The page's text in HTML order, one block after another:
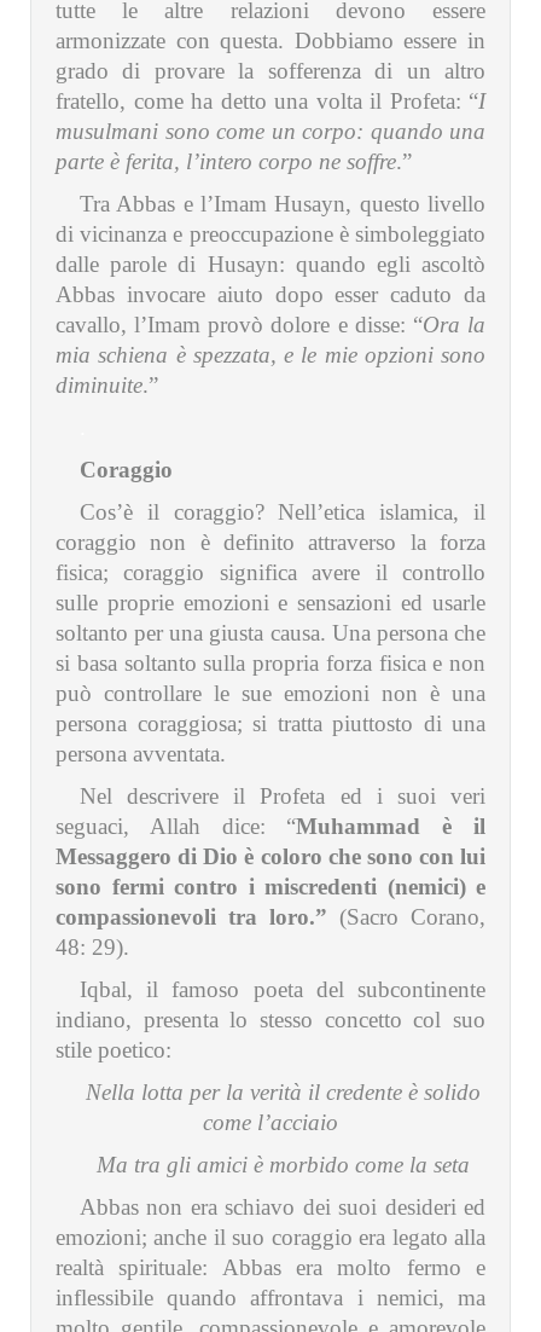
tutte le altre relazioni devono essere
armonizzate con questa. Dobbiamo essere in
grado di provare la sofferenza di un altro
fratello, come ha detto una volta il Profeta: “I
musulmani sono come un corpo: quando una
parte è ferita, l’intero corpo ne soffre.”
Tra Abbas e l’Imam Husayn, questo livello
di vicinanza e preoccupazione è simboleggiato
dalle parole di Husayn: quando egli ascoltò
Abbas invocare aiuto dopo esser caduto da
cavallo, l’Imam provò dolore e disse: “Ora la
mia schiena è spezzata, e le mie opzioni sono
diminuite.”
Coraggio
Cos’è il coraggio? Nell’etica islamica, il
coraggio non è definito attraverso la forza
fisica; coraggio significa avere il controllo
sulle proprie emozioni e sensazioni ed usarle
soltanto per una giusta causa. Una persona che
si basa soltanto sulla propria forza fisica e non
può controllare le sue emozioni non è una
persona coraggiosa; si tratta piuttosto di una
persona avventata.
Nel descrivere il Profeta ed i suoi veri
seguaci, Allah dice: “Muhammad è il
Messaggero di Dio è coloro che sono con lui
sono fermi contro i miscredenti (nemici) e
compassionevoli tra loro.” (Sacro Corano,
48: 29).
Iqbal, il famoso poeta del subcontinente
indiano, presenta lo stesso concetto col suo
stile poetico:
Nella lotta per la verità il credente è solido
come l’acciaio
Ma tra gli amici è morbido come la seta
Abbas non era schiavo dei suoi desideri ed
emozioni; anche il suo coraggio era legato alla
realtà spirituale: Abbas era molto fermo e
inflessibile quando affrontava i nemici, ma